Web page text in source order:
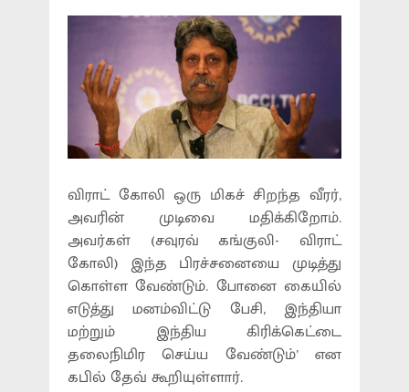
விராட் கோலி ஒரு மிகச் சிறந்த வீரர்,
அவரின் முடிவை மதிக்கிறோம்.
அவர்கள் (சவுரவ் கங்குலி- விராட்
கோலி) இந்த பிரச்சனையை முடித்து
கொள்ள வேண்டும். போனை கையில்
எடுத்து மனம்விட்டு பேசி, இந்தியா
மற்றும் இந்திய கிரிக்கெட்டை
தலைநிமிர செய்ய வேண்டும்’ என
கபில் தேவ் கூறியுள்ளார்.